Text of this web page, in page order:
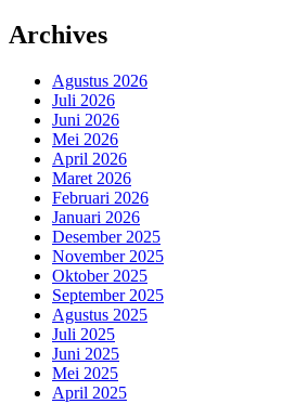
Archives
Agustus 2026
Juli 2026
Juni 2026
Mei 2026
April 2026
Maret 2026
Februari 2026
Januari 2026
Desember 2025
November 2025
Oktober 2025
September 2025
Agustus 2025
Juli 2025
Juni 2025
Mei 2025
April 2025